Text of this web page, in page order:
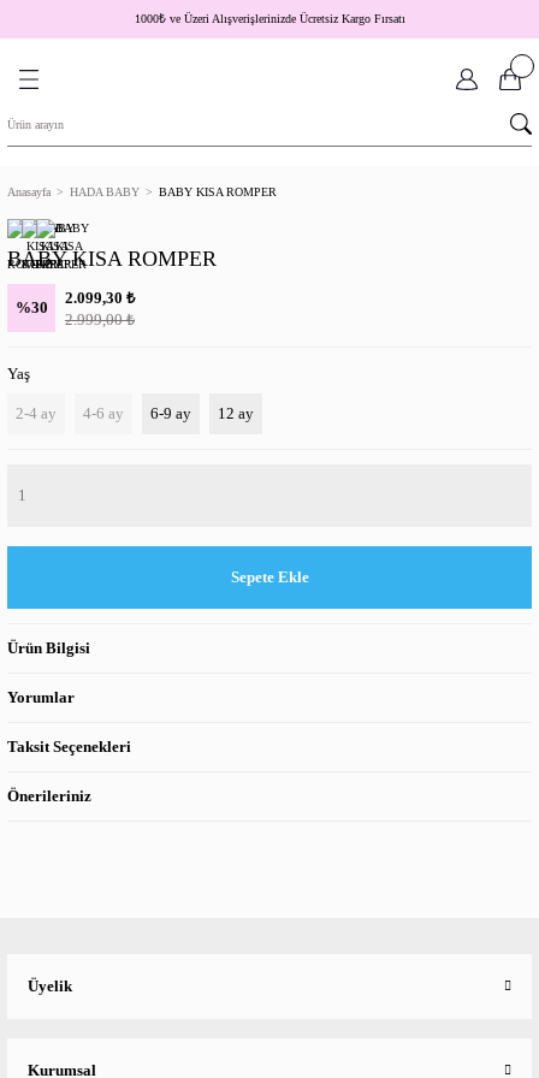
1000₺ve Üzeri Alışverişlerinizde Ücretsiz Kargo Fırsatı
Anasayfa HADA BABY BABY KISA ROMPER
BABY KISA ROMPER
%30
2.099,30 ₺
2.999,00₺
Yaş
2-4 ay 4-6 ay 6-9 ay 12 ay
Sepete Ekle
Ürün Bilgisi
Yorumlar
Taksit Seçenekleri
Önerileriniz
Üyelik
Kurumsal